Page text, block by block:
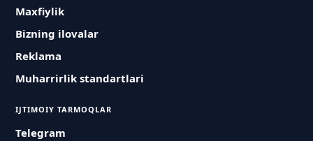
Maxfiylik
Bizning ilovalar
Reklama
Muharrirlik standartlari
IJTIMOIY TARMOQLAR
Telegram